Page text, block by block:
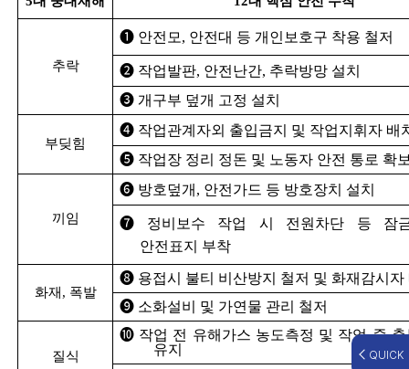
추락
➊ 안전모, 안전대 등 개인보호구 착용 철저
➋ 작업발판, 안전난간, 추락방망 설치
➌ 개구부 덮개 고정 설치
부딪힘
➍ 작업관계자외 출입금지 및 작업지휘자 배
➎ 작업장 정리 정돈 및 노동자 안전 통로 확
끼임
➏ 방호덮개, 안전가드 등 방호장치 설치
➐ 정비보수 작업 시 전원차단 등 잠
안전표지 부착
화재, 폭발
➑ 용접시 불티 비산방지 철저 및 화재감시자
➒ 소화설비 및 가연물 관리 철저
질식
➓ 작업 전 유해가스 농도측정 및 작업 중 충
유지
QUICK